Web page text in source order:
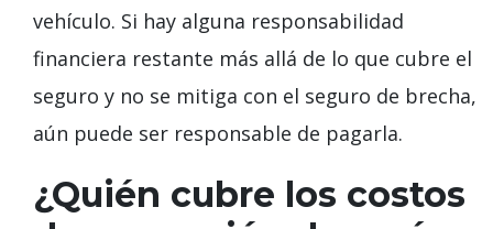
vehículo. Si hay alguna responsabilidad
financiera restante más allá de lo que cubre el
seguro y no se mitiga con el seguro de brecha,
aún puede ser responsable de pagarla.
¿Quién cubre los costos